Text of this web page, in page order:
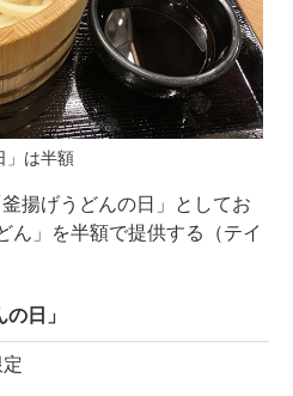
」は半額
揚げうどんの日」としてお
ん」を半額で提供する（テイ
日」